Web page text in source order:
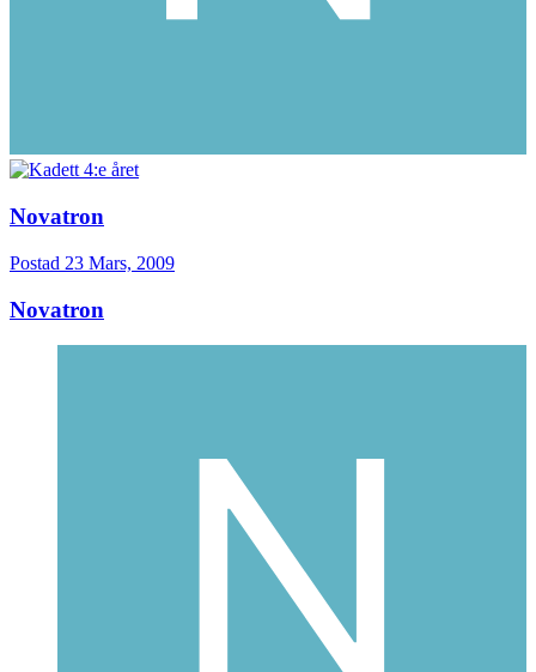
Novatron
Postad 23 Mars, 2009
Novatron